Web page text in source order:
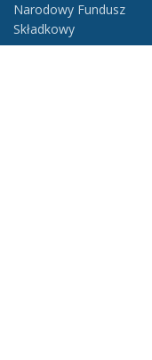
Narodowy Fundusz
Składkowy